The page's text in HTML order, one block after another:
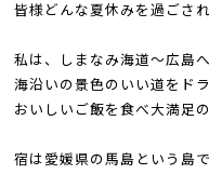
皆様どんな夏休みを過ごさ
私は、しまなみ海道～広島
海沿いの景色のいい道をド
おいしいご飯を食べ大満足
宿は愛媛県の馬島という島